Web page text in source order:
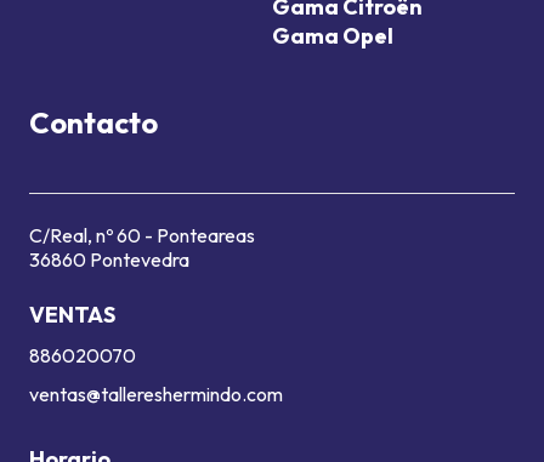
Gama Citroën
Gama Opel
Contacto
C/Real, nº 60 - Ponteareas
36860 Pontevedra
VENTAS
886020070
ventas@tallereshermindo.com